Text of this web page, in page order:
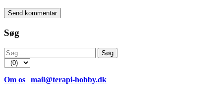
Søg
Søg
efter:
Om os | mail@terapi-hobby.dk